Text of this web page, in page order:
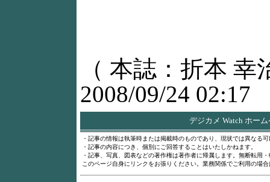
（ 本誌：折本 幸
2008/09/24 02:17
デジカメ Watch ホー
・記事の情報は執筆時または掲載時のものであり、現状では異なる
・記事の内容につき、個別にご回答することはいたしかねます。
・記事、写真、図表などの著作権は著作者に帰属します。無断転用
このページ自身にリンクをお張りください。業務関係でご利用の場